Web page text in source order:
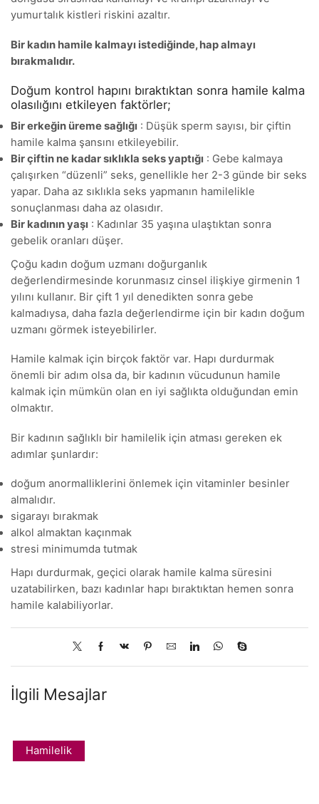
yumurtalık kistleri riskini azaltır.
Bir kadın hamile kalmayı istediğinde, hap almayı
bırakmalıdır.
Doğum kontrol hapını bıraktıktan sonra hamile kalma
olasılığını etkileyen faktörler;
Bir erkeğin üreme sağlığı : Düşük sperm sayısı, bir çiftin
hamile kalma şansını etkileyebilir.
Bir çiftin ne kadar sıklıkla seks yaptığı : Gebe kalmaya
çalışırken “düzenli” seks, genellikle her 2-3 günde bir seks
yapar. Daha az sıklıkla seks yapmanın hamilelikle
sonuçlanması daha az olasıdır.
Bir kadının yaşı : Kadınlar 35 yaşına ulaştıktan sonra
gebelik oranları düşer.
Çoğu kadın doğum uzmanı doğurganlık
değerlendirmesinde korunmasız cinsel ilişkiye girmenin 1
yılını kullanır. Bir çift 1 yıl denedikten sonra gebe
kalmadıysa, daha fazla değerlendirme için bir kadın doğum
uzmanı görmek isteyebilirler.
Hamile kalmak için birçok faktör var. Hapı durdurmak
önemli bir adım olsa da, bir kadının vücudunun hamile
kalmak için mümkün olan en iyi sağlıkta olduğundan emin
olmaktır.
Bir kadının sağlıklı bir hamilelik için atması gereken ek
adımlar şunlardır:
doğum anormalliklerini önlemek için vitaminler besinler
almalıdır.
sigarayı bırakmak
alkol almaktan kaçınmak
stresi minimumda tutmak
Hapı durdurmak, geçici olarak hamile kalma süresini
uzatabilirken, bazı kadınlar hapı bıraktıktan hemen sonra
hamile kalabiliyorlar.
İlgili Mesajlar
Hamilelik